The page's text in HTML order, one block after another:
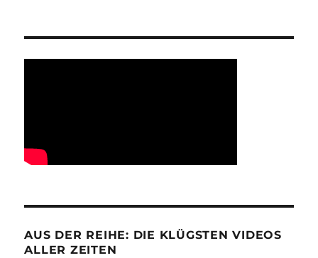
AUS DER REIHE: DIE KLÜGSTEN VIDEOS
ALLER ZEITEN